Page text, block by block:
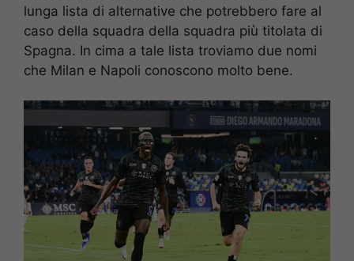
lunga lista di alternative che potrebbero fare al
caso della squadra della squadra più titolata di
Spagna. In cima a tale lista troviamo due nomi
che Milan e Napoli conoscono molto bene.